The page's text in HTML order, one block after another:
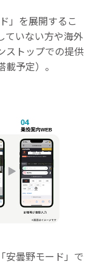
」を展開するこ
ていない方や海外
ストップでの提供
予定）。
安曇野モード」で